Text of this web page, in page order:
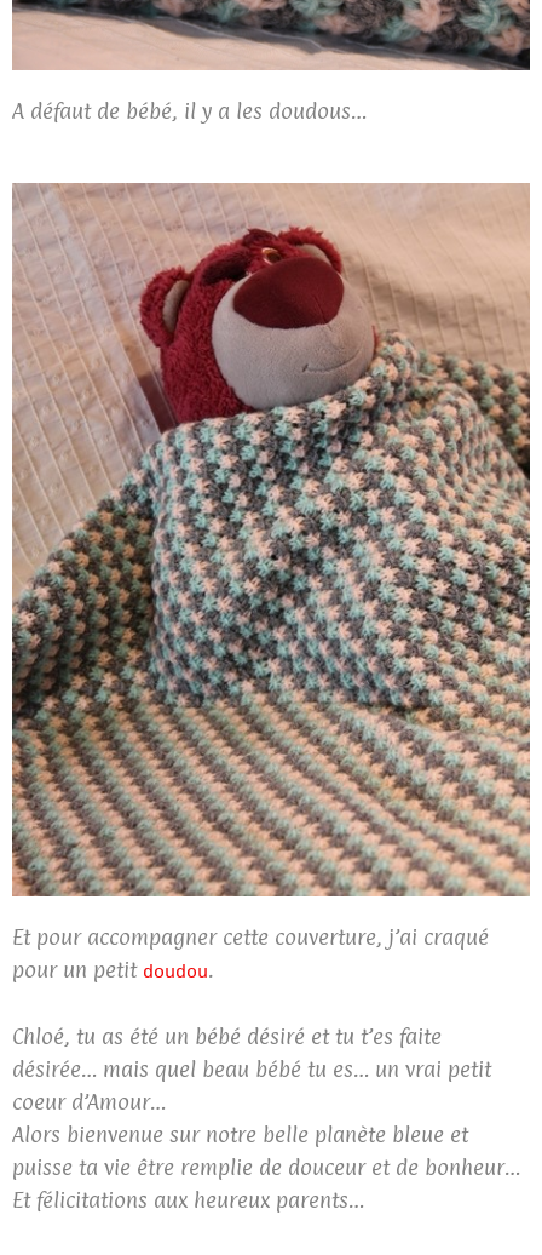
A défaut de bébé, il y a les doudous…
Et pour accompagner cette couverture, j’ai craqué
pour un petit doudou.
Chloé, tu as été un bébé désiré et tu t’es faite
désirée… mais quel beau bébé tu es… un vrai petit
coeur d’Amour…
Alors bienvenue sur notre belle planète bleue et
puisse ta vie être remplie de douceur et de bonheur…
Et félicitations aux heureux parents…